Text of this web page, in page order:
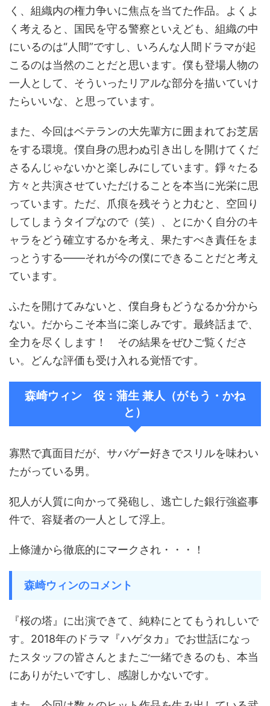
く、組織内の権力争いに焦点を当てた作品。よくよ
く考えると、国民を守る警察といえども、組織の中
にいるのは“人間”ですし、いろんな人間ドラマが起
こるのは当然のことだと思います。僕も登場人物の
一人として、そういったリアルな部分を描いていけ
たらいいな、と思っています。
また、今回はベテランの大先輩方に囲まれてお芝居
をする環境。僕自身の思わぬ引き出しを開けてくだ
さるんじゃないかと楽しみにしています。錚々たる
方々と共演させていただけることを本当に光栄に思
っています。ただ、爪痕を残そうと力むと、空回り
してしまうタイプなので（笑）、とにかく自分のキ
ャラをどう確立するかを考え、果たすべき責任をま
っとうする――それが今の僕にできることだと考え
ています。
ふたを開けてみないと、僕自身もどうなるか分から
ない。だからこそ本当に楽しみです。最終話まで、
全力を尽くします！ その結果をぜひご覧くださ
い。どんな評価も受け入れる覚悟です。
森崎ウィン 役：蒲生 兼人（がもう・かね
と）
寡黙で真面目だが、サバゲー好きでスリルを味わい
たがっている男。
犯人が人質に向かって発砲し、逃亡した銀行強盗事
件で、容疑者の一人として浮上。
上條漣から徹底的にマークされ・・・！
森崎ウィンのコメント
『桜の塔』に出演できて、純粋にとてもうれしいで
す。2018年のドラマ『ハゲタカ』でお世話になっ
たスタッフの皆さんとまたご一緒できるのも、本当
にありがたいですし、感謝しかないです。